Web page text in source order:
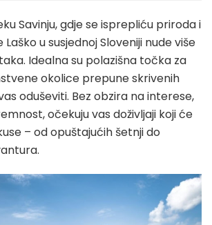
Savinju, gdje se isprepliću priroda i
u susjednoj Sloveniji nude više
Idealna su polazišna točka za
okolice prepune skrivenih
oduševiti. Bez obzira na interese,
očekuju vas doživljaji koji će
– od opuštajućih šetnji do